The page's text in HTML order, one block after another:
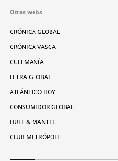
Otras webs
CRÓNICA GLOBAL
CRÓNICA VASCA
CULEMANÍA
LETRA GLOBAL
ATLÁNTICO HOY
CONSUMIDOR GLOBAL
HULE & MANTEL
CLUB METRÓPOLI